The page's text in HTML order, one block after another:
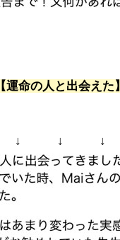
【運命の人と出会えた】
↓ ↓ ↓